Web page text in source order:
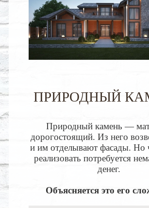
ПРИРОДНЫЙ
Природный камень —
дорогостоящий. Из него
и им отделывают фасады. Но
реализовать потребуется
денег.
Объясняется это его